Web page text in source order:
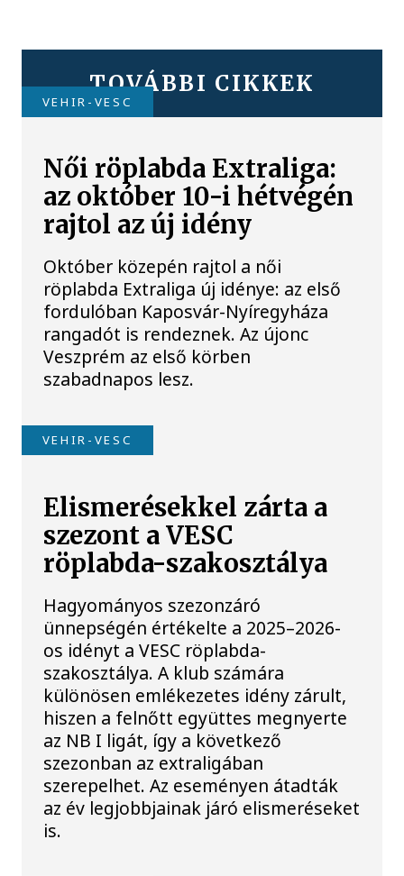
TOVÁBBI CIKKEK
VEHIR-VESC
Női röplabda Extraliga:
az október 10-i hétvégén
rajtol az új idény
Október közepén rajtol a női
röplabda Extraliga új idénye: az első
fordulóban Kaposvár-Nyíregyháza
rangadót is rendeznek. Az újonc
Veszprém az első körben
szabadnapos lesz.
VEHIR-VESC
Elismerésekkel zárta a
szezont a VESC
röplabda-szakosztálya
Hagyományos szezonzáró
ünnepségén értékelte a 2025–2026-
os idényt a VESC röplabda-
szakosztálya. A klub számára
különösen emlékezetes idény zárult,
hiszen a felnőtt együttes megnyerte
az NB I ligát, így a következő
szezonban az extraligában
szerepelhet. Az eseményen átadták
az év legjobbjainak járó elismeréseket
is.